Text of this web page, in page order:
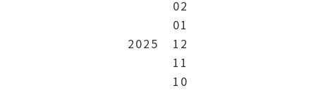
02
01
2025
12
11
10